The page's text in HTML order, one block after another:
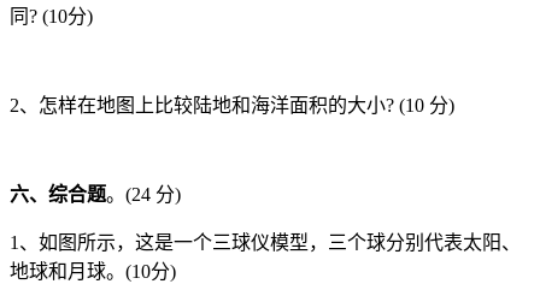
同? (10分)
2、怎样在地图上比较陆地和海洋面积的大小? (10 分)
六、综合题。(24 分)
1、如图所示，这是一个三球仪模型，三个球分别代表太阳、
地球和月球。(10分)